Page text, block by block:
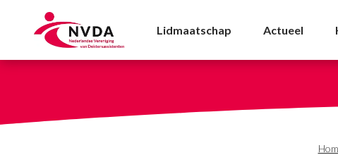
Doktersassistente voor
Lidmaatschap Actueel